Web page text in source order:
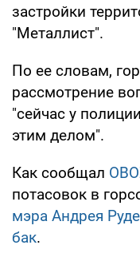
застройки
"Металлист".
По ее словам,
рассмотрение
"сейчас у
этим делом".
Как сообщал
потасовок в
мэра Андрея
бак.